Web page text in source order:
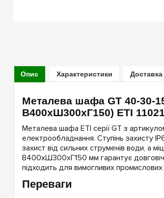
Опис Характеристики Доставка
Металева шафа GT 40-30-
В400xШ300xГ150) ETI
Металева шафа ETI серії GT з
електрообладнання. Ступінь захисту
захист від сильних струменів води, а
В400xШ300xГ150 мм гарантує
підходить для вимогливих промислових
Переваги